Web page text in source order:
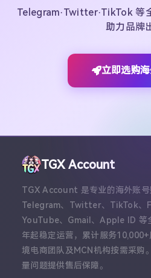
Telegram·Twitter·TikTok 等
助力品牌
立即选购
TGX Account
TGX Account 是专业的海外账
Telegram、Twitter、TikTok、
YouTube、Gmail、Apple ID 等
年起稳定运营，累计服务
境电商团队及MCN机构按需采购
量问题提供售后保障。